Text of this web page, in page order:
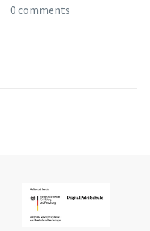
0 comments